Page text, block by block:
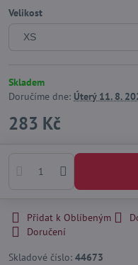
Velikost
Skladem
Doručíme dne: Úterý11. 8.
283 Kč
Přidat k Oblíbeným
Doručení
Skladové číslo: 44673